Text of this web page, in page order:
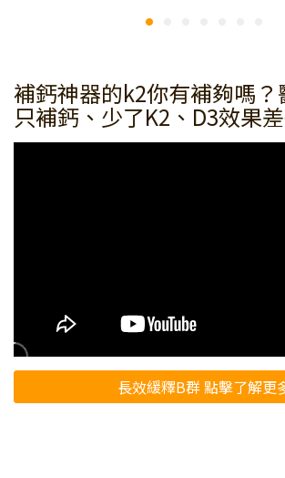
補鈣神器的k2你有補夠嗎？
只補鈣、少了K2、D3效果
長效緩釋B群 點擊了解更